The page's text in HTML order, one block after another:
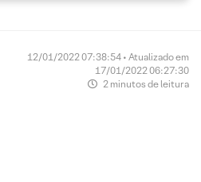
12/01/2022 07:38:54 • Atualizado em
17/01/2022 06:27:30
2 minutos de leitura